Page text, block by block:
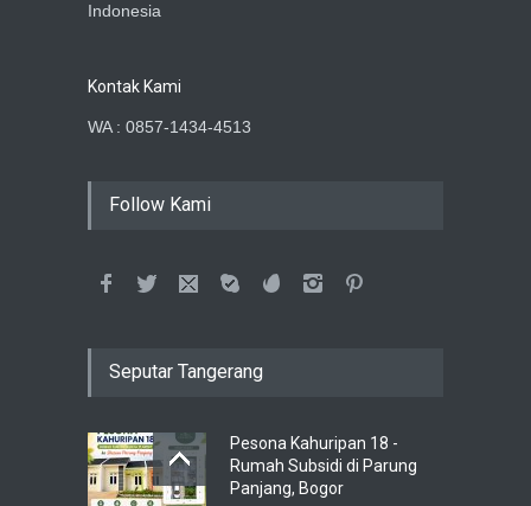
Indonesia
Kontak Kami
WA : 0857-1434-4513
Follow Kami
Seputar Tangerang
Pesona Kahuripan 18 -
Rumah Subsidi di Parung
Panjang, Bogor